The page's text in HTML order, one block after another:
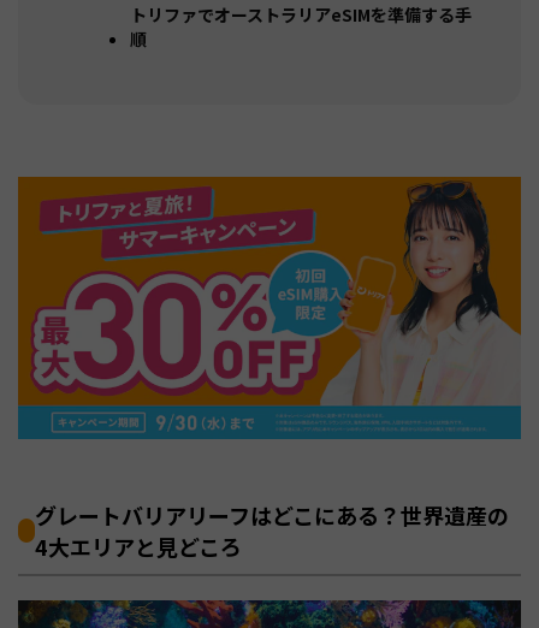
トリファでオーストラリアeSIMを準備する手
順
グレートバリアリーフはどこにある？世界遺産の
4大エリアと見どころ